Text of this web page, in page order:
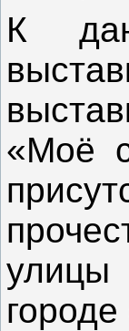
К
«Моё
улицы